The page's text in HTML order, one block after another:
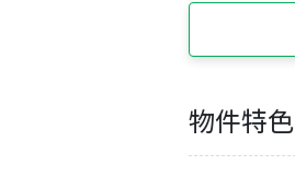
物件特色